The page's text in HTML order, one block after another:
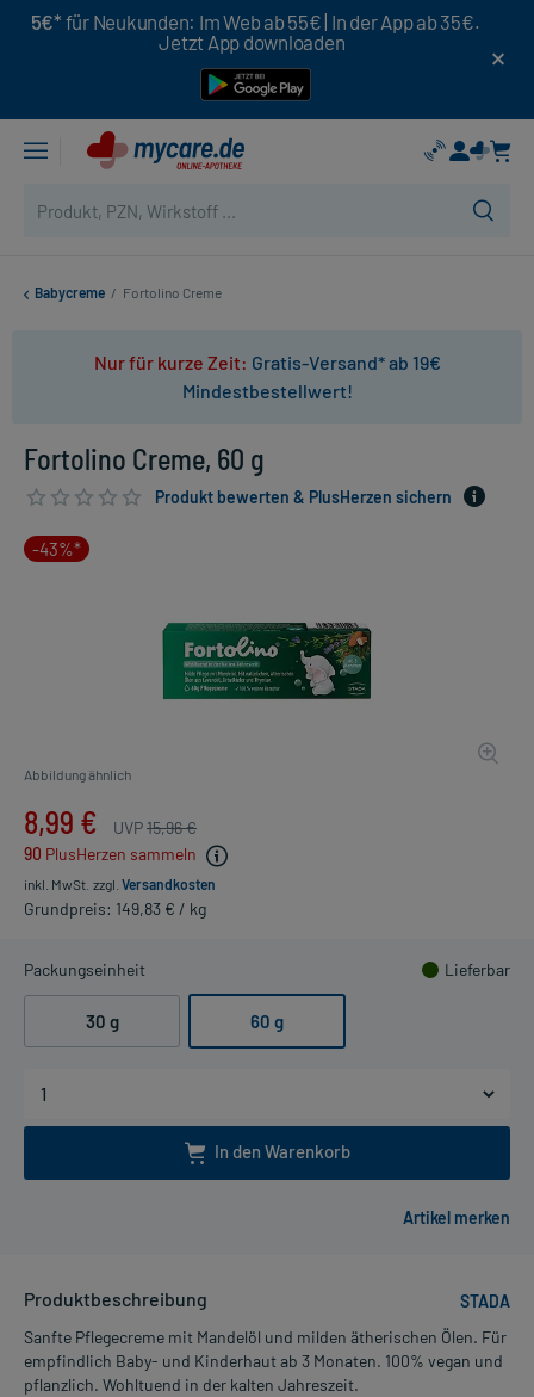
5€* für Neukunden: Im Web ab 55€ | In der App ab 35€.
Jetzt App downloaden
Babycreme / Fortolino Creme
Nur für kurze Zeit: Gratis-Versand* ab 19€
Mindestbestellwert!
Fortolino Creme, 60 g
Produkt bewerten & PlusHerzen sichern
-43%*
Abbildung ähnlich
8,99 € UVP15,96 €
90 PlusHerzen sammeln
inkl. MwSt. zzgl. Versandkosten
Grundpreis: 149,83 € / kg
Packungseinheit Lieferbar
30 g 60 g
In den Warenkorb
Produktbeschreibung
STADA
Sanfte Pflegecreme mit Mandelöl und milden ätherischen Ölen. Für
empfindlich Baby- und Kinderhaut ab 3 Monaten. 100% vegan und
pflanzlich. Wohltuend in der kalten Jahreszeit.